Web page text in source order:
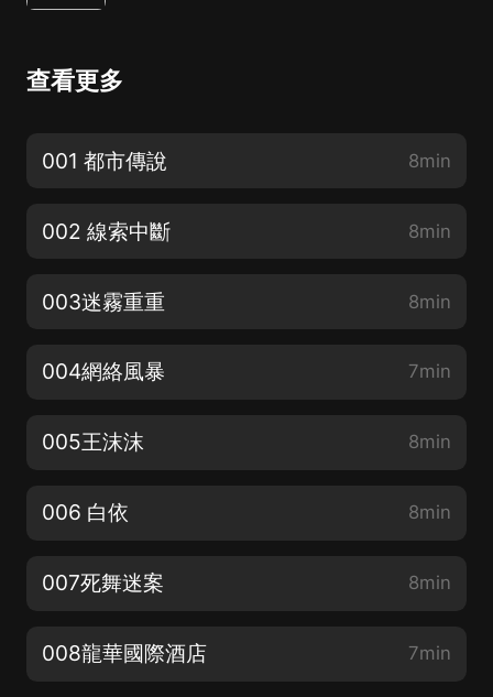
查看更多
001 都市傳說 8min
002 線索中斷 8min
003迷霧重重 8min
004網絡風暴 7min
005王沫沫 8min
006 白依 8min
007死舞迷案 8min
008龍華國際酒店 7min